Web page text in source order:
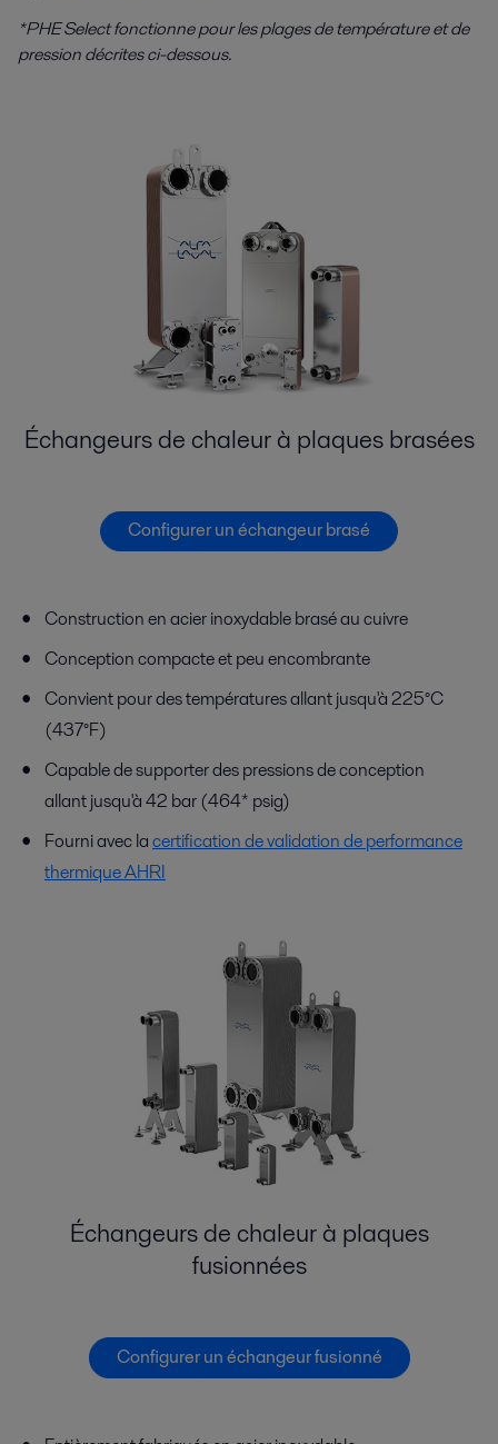
*PHE Select fonctionne pour les plages de température et de
pression décrites ci-dessous.
Échangeurs de chaleur à plaques brasées
Configurer un échangeur brasé
Construction en acier inoxydable brasé au cuivre
Conception compacte et peu encombrante
Convient pour des températures allant jusqu'à 225°C
(437°F)
Capable de supporter des pressions de conception
allant jusqu'à 42 bar (464* psig)
Fourni avec lacertification de validation de performance
thermique AHRI
Échangeurs de chaleur à plaques
fusionnées
Configurer un échangeur fusionné